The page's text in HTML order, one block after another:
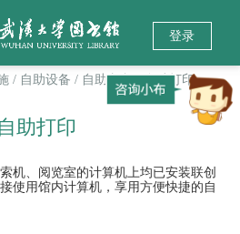
登录
/ 自助设备 / 自助文印 / 自助打印
自助打印
机、阅览室的计算机上均已安装联创
使用馆内计算机，享用方便快捷的自